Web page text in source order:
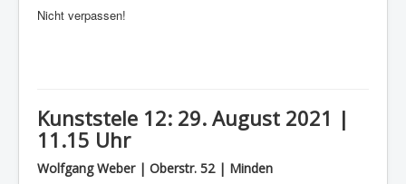
Nicht verpassen!
Kunststele 12: 29. August 2021 |
11.15 Uhr
Wolfgang Weber | Oberstr. 52 | Minden